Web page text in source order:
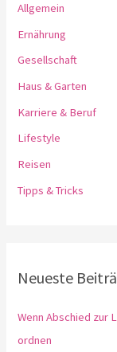
Allgemein
Ernährung
Gesellschaft
Haus & Garten
Karriere & Beruf
Lifestyle
Reisen
Tipps & Tricks
Neueste
Wenn Abschied zur
ordnen